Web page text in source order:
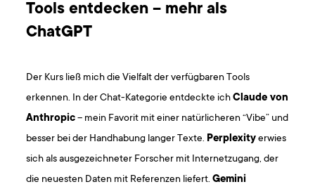
Tools entdecken – mehr als
ChatGPT
Der Kurs ließ mich die Vielfalt der verfügbaren Tools
erkennen. In der Chat-Kategorie entdeckte ichClaude von
Anthropic– mein Favorit mit einer natürlicheren “Vibe” und
besser bei der Handhabung langer Texte. Perplexityerwies
sich als ausgezeichneter Forscher mit Internetzugang, der
die neuesten Daten mit Referenzen liefert.Gemini